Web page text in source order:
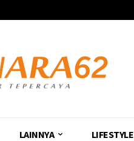
LAINNYA LIFESTYLE